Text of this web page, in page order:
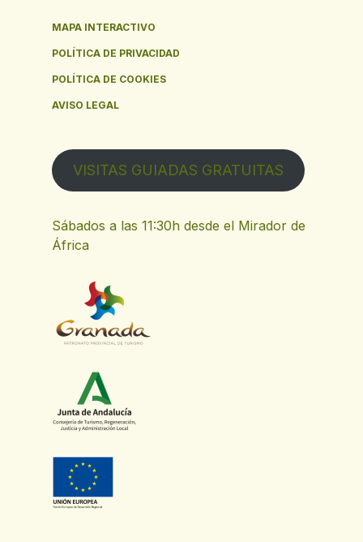
PD
Boutique
Fontaine de las Placetillas
Café Bar Piki
GC GR7: Cáñar - Lanjarón
Pharmacie
Maison de Ville / Mirador de África
Salle socioculturelle Las Viñas
MAPA INTERACTIVO
POLÍTICA DE PRIVACIDAD
POLÍTICA DE COOKIES
AVISO LEGAL
VISITAS GUIADAS GRATUITAS
Sábados a las 11:30h desde el Mirador de
África